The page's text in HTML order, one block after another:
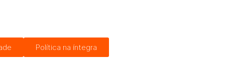
Política na íntegra